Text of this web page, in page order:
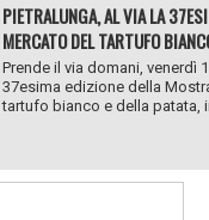
PIETRALUNGA, AL VIA LA
MERCATO DEL TARTUFO
Prende il via domani, venerdì
37esima edizione della
tartufo bianco e della patata,